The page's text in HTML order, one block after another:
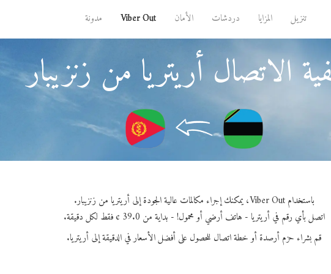
تنزيل المزايا دردشات الأمان Viber Out مدونة
الاتصال أريتريا من زنزيبار
باستخدام Viber Out، يمكنك إجراء مكالمات عالية الجودة إلى أريتريا من زنزيبار.
اتصل بأي رقم في أريتريا - هاتف أرضي أو محمول! - بداية من 39.0 ¢ فقط لكل دقيقة.
قم بشراء حزم أرصدة أو خطة اتصال للحصول على أفضل الأسعار في الدقيقة إلى أريتريا.